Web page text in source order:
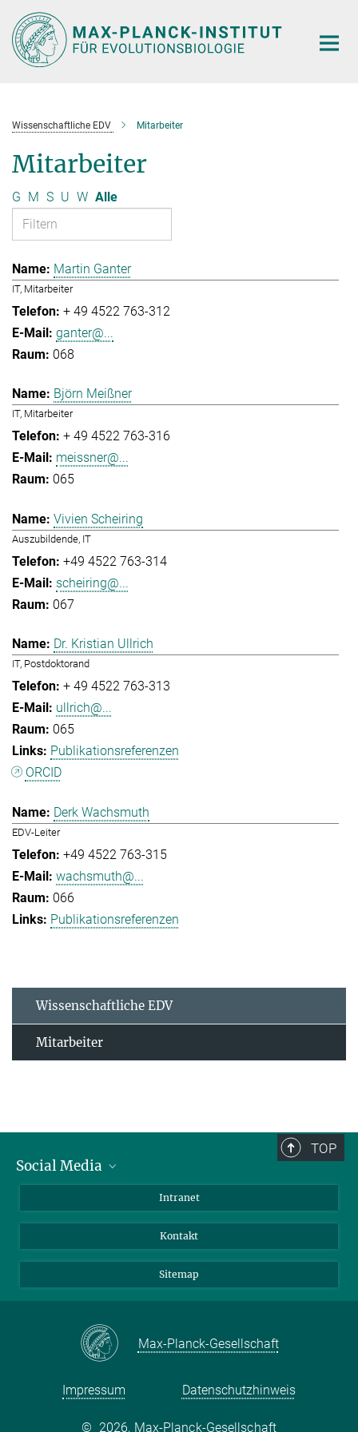
Hauptinhalt
Wissenschaftliche EDV Mitarbeiter
Mitarbeiter
G M S U W Alle
Martin Ganter
IT, Mitarbeiter
+ 49 4522 763-312
ganter@...
068
Björn Meißner
IT, Mitarbeiter
+ 49 4522 763-316
meissner@...
065
Vivien Scheiring
Auszubildende, IT
+49 4522 763-314
scheiring@...
067
Dr. Kristian Ullrich
IT, Postdoktorand
+ 49 4522 763-313
ullrich@...
065
Publikationsreferenzen
ORCID
Derk Wachsmuth
EDV-Leiter
+49 4522 763-315
wachsmuth@...
066
Publikationsreferenzen
Wissenschaftliche EDV
Mitarbeiter
TOP
Social Media
Intranet
Kontakt
Sitemap
Max-Planck-Gesellschaft
Impressum Datenschutzhinweis
© 2026, Max-Planck-Gesellschaft